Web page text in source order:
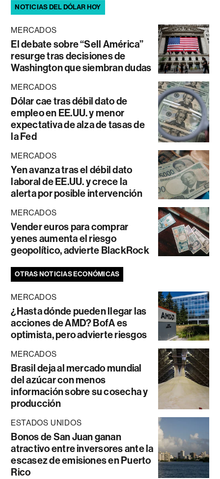
NOTICIAS DEL DÓLAR HOY
MERCADOS
El debate sobre “Sell América”
resurge tras decisiones de
Washington que siembran dudas
MERCADOS
Dólar cae tras débil dato de
empleo en EE.UU. y menor
expectativa de alza de tasas de
la Fed
MERCADOS
Yen avanza tras el débil dato
laboral de EE.UU. y crece la
alerta por posible intervención
MERCADOS
Vender euros para comprar
yenes aumenta el riesgo
geopolítico, advierte BlackRock
OTRAS NOTICIAS ECONÓMICAS
MERCADOS
¿Hasta dónde pueden llegar las
acciones de AMD? BofA es
optimista, pero advierte riesgos
MERCADOS
Brasil deja al mercado mundial
del azúcar con menos
información sobre su cosecha y
producción
ESTADOS UNIDOS
Bonos de San Juan ganan
atractivo entre inversores ante la
escasez de emisiones en Puerto
Rico